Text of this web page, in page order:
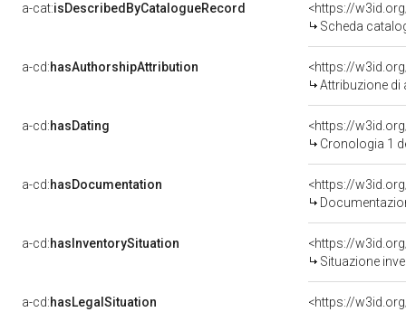
a-cat:isDescribedByCatalogueRecord
<https://
Scheda
a-cd:hasAuthorshipAttribution
Attribuzione di
a-cd:hasDating
<https://
Cronologia 1
a-cd:hasDocumentation
a-cd:hasInventorySituation
<https://
Situazione
a-cd:hasLegalSituation